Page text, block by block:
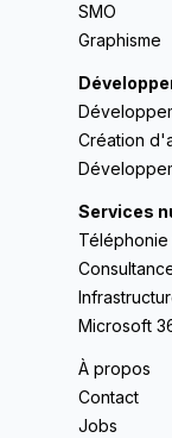
SMO
Graphisme
Création
Services
Microsoft
À propos
Contact
Jobs